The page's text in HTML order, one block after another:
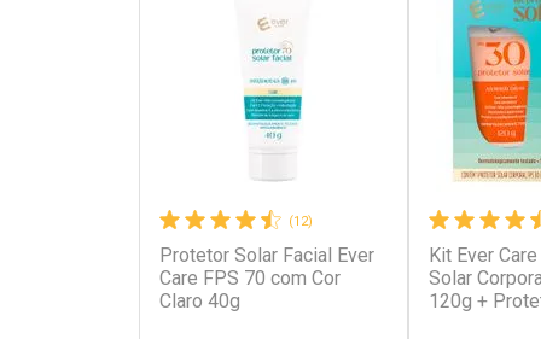
Ativar Desconto Ativar
(12)
Protetor Solar Facial Ever
Care FPS 70 com Cor
Claro 40g
Kit Ever
Solar
120g +